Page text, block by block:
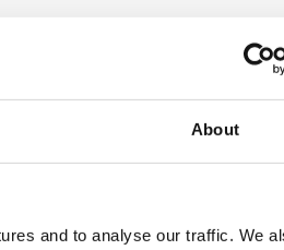
About
and to analyse our traffic. We